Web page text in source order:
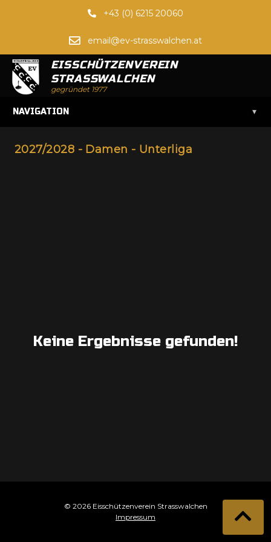
+43 (0) 6215 20060
email@ev-strasswalchen.at
EISSCHÜTZENVEREIN
STRASSWALCHEN
gegründet 1977
NAVIGATION ▾
2027/2028 - Damen - Unterliga
Keine Ergebnisse gefunden!
© 2026 Eisschützenverein Strasswalchen
Impressum